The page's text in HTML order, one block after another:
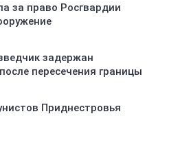
за право Росгвардии
задержан
пересечения границы
Приднестровья